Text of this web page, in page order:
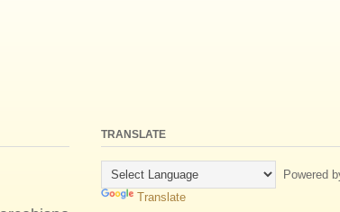
TRANSLATE
Powered
Translate